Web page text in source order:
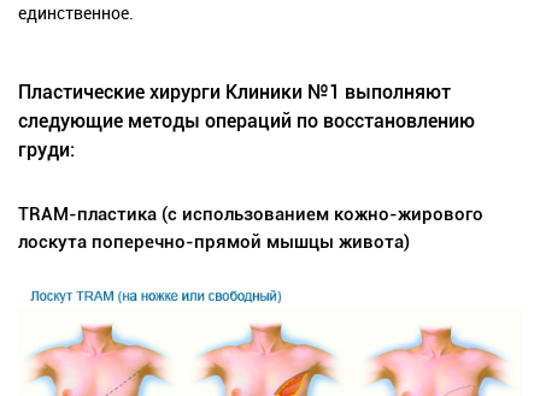
единственное.
Пластические хирурги Клиники №1 выполняют
следующие методы операций по восстановлению
груди:
TRAM-пластика (с использованием кожно-жирового
лоскута поперечно-прямой мышцы живота)